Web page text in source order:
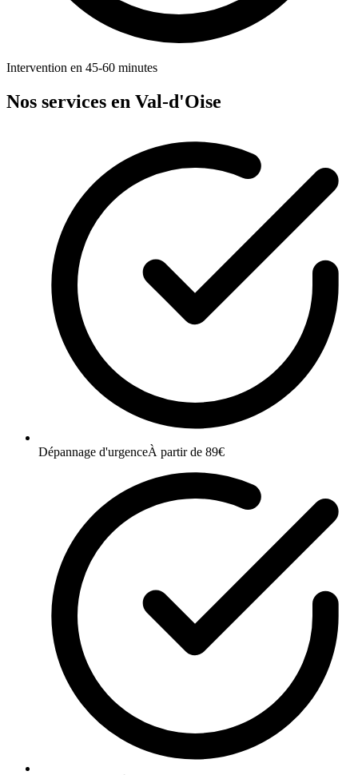
Intervention en 45-60 minutes
Nos services en Val-d'Oise
Dépannage d'urgenceÀ partir de 89€